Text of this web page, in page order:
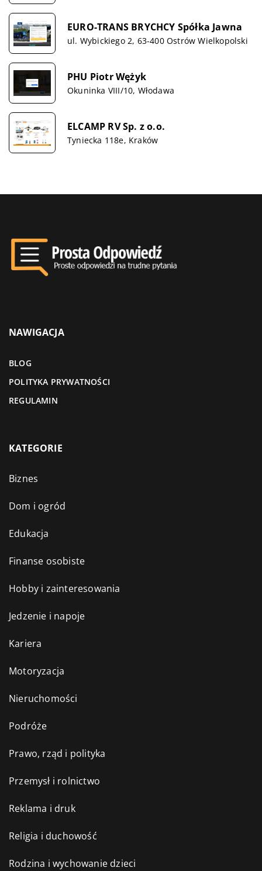
EURO-TRANS BRYCHCY Spółka Jawna
ul. Wybickiego 2, 63-400 Ostrów Wielkopolski
PHU Piotr Wężyk
Okuninka VIII/10, Włodawa
ELCAMP RV Sp. z o.o.
Tyniecka 118e, Kraków
NAWIGACJA
BLOG
POLITYKA PRYWATNOŚCI
REGULAMIN
KATEGORIE
Biznes
Dom i ogród
Edukacja
Finanse osobiste
Hobby i zainteresowania
Jedzenie i napoje
Kariera
Motoryzacja
Nieruchomości
Podróże
Prawo, rząd i polityka
Przemysł i rolnictwo
Reklama i druk
Religia i duchowość
Rodzina i wychowanie dzieci